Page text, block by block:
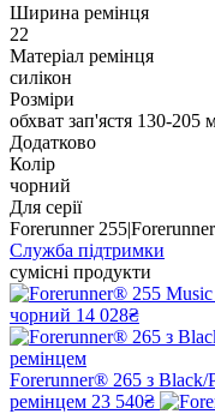
Ширина ремінця
22
Матеріал ремінця
силікон
Розміри
обхват зап'ястя 130-205
Додатково
Колір
чорний
Для серії
Forerunner
Служба підтримки
сумісні продукти
чорний 14 028₴
Forerunner® 265 з
ремінцем 23 540₴